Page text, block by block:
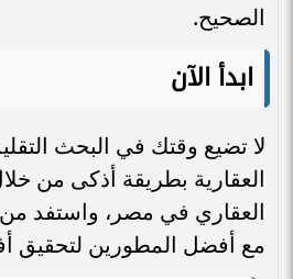
الصحيح.
ابدأ الآن
لا تضيع وقتك في البحث
العقارية بطريقة أذكى من
العقاري في مصر، واستفد من
مع أفضل المطورين لتحقيق